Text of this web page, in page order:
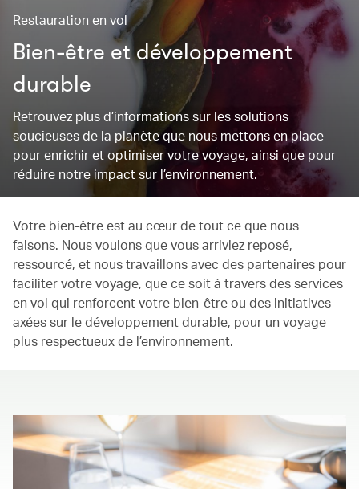
Restauration en vol
Bien-être et développement
durable
Retrouvez plus d’informations sur les solutions
soucieuses de la planète que nous mettons en place
pour enrichir et optimiser votre voyage, ainsi que pour
réduire notre impact sur l’environnement.
Votre bien-être est au cœur de tout ce que nous
faisons. Nous voulons que vous arriviez reposé,
ressourcé, et nous travaillons avec des partenaires pour
faciliter votre voyage, que ce soit à travers des services
en vol qui renforcent votre bien-être ou des initiatives
axées sur le développement durable, pour un voyage
plus respectueux de l’environnement.